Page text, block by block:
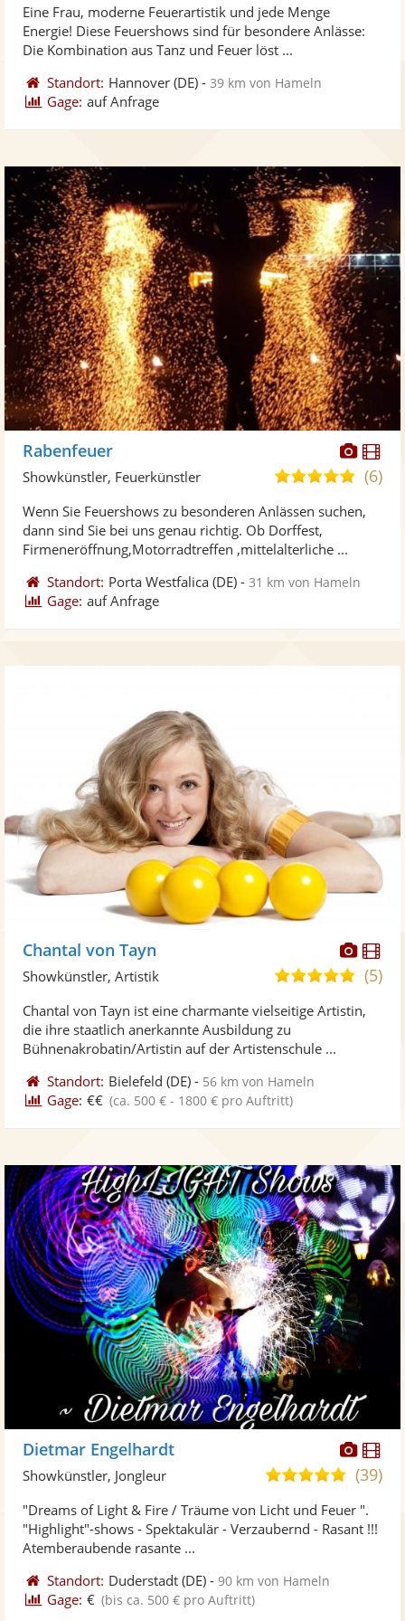
Eine Frau, moderne Feuerartistik und jede Menge
Energie! Diese Feuershows sind für besondere Anlässe:
Die Kombination aus Tanz und Feuer löst ...
Standort: Hannover (DE) -39 km von Hameln
Gage: auf Anfrage
Fotos
Rabenfeuer
4,8
5
(6)
Showkünstler, Feuerkünstler
Wenn Sie Feuershows zu besonderen Anlässen suchen,
dann sind Sie bei uns genau richtig. Ob Dorffest,
Firmeneröffnung,Motorradtreffen ,mittelalterliche ...
Standort: Porta Westfalica (DE) -31 km von Hameln
Gage: auf Anfrage
Fotos
Chantal von Tayn
5,0
5
(5)
Showkünstler, Artistik
Chantal von Tayn ist eine charmante vielseitige Artistin,
die ihre staatlich anerkannte Ausbildung zu
Bühnenakrobatin/Artistin auf der Artistenschule ...
Standort: Bielefeld (DE) - 56 km von Hameln
Gage: €€ (ca. 500 € - 1800 € pro Auftritt)
Fotos
Dietmar Engelhardt
4,9
5
(39)
Showkünstler, Jongleur
"Dreams of Light & Fire / Träume von Licht und Feuer ".
"Highlight"-shows - Spektakulär - Verzaubernd - Rasant !!!
Atemberaubende rasante ...
Standort: Duderstadt (DE) -90 km von Hameln
Gage: € (bis ca. 500 € pro Auftritt)